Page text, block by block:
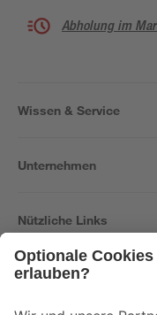
Abholung im
Wissen & Service
Unternehmen
Nützliche Links